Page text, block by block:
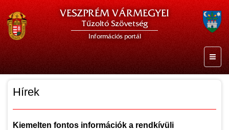
VESZPRÉM VÁRMEGYEI
Tűzoltó Szövetség
Információs portál
Hírek
Kiemelten fontos információk a rendkívüli